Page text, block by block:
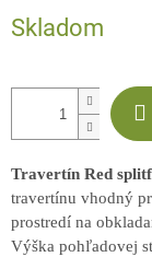
cena:
Skladom
Travertín Red
travertínu vhodný
prostredí na
Výška pohľadovej